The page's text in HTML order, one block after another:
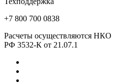
+7 800 700 0838
Расчеты осуществляются
РФ 3532-К от 21.07.1